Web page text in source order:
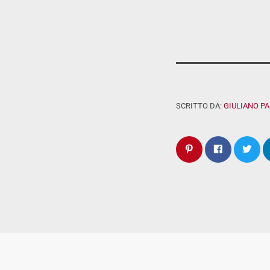
SCRITTO DA: GIULIANO